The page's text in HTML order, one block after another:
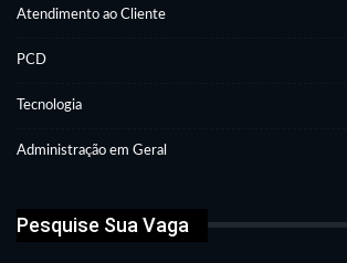
Atendimento ao Cliente
PCD
Tecnologia
Administração em Geral
Pesquise Sua Vaga